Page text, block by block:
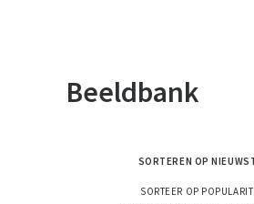
Beeldbank
SORTEREN OP
SORTEER OP